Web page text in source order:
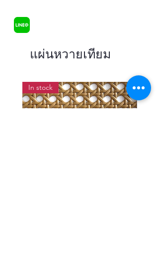
แผ่นหวายเทียม
In stock